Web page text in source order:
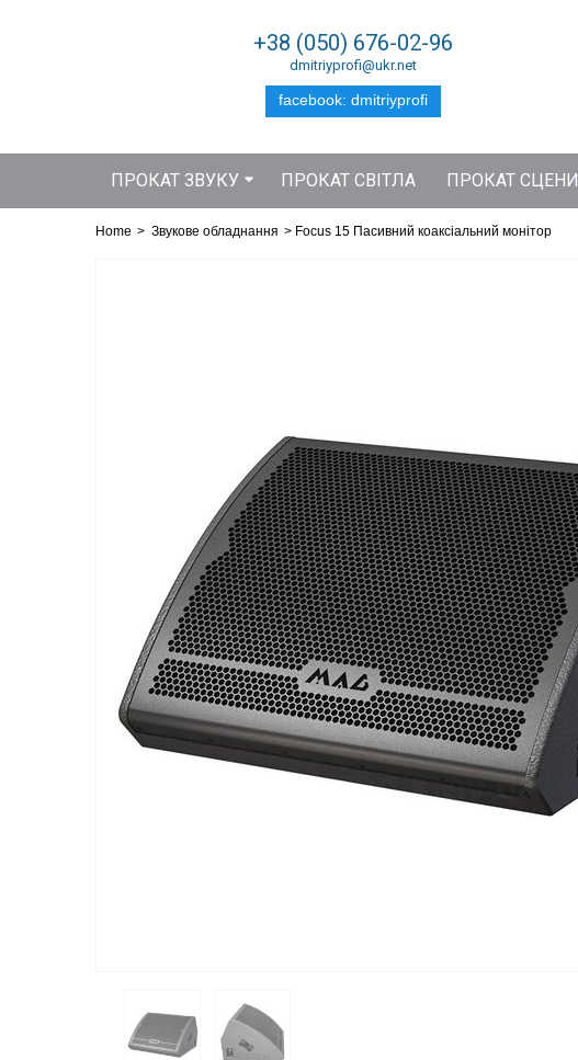
+38 (050) 676-02-96
dmitriyprofi@ukr.net
facebook: dmitriyprofi
ПРОКАТ ЗВУКУ ПРОКАТ СВІТЛА ПРОКАТ СЦЕНИ
Home > Звукове обладнання > Focus 15 Пасивний коаксіальний монітор